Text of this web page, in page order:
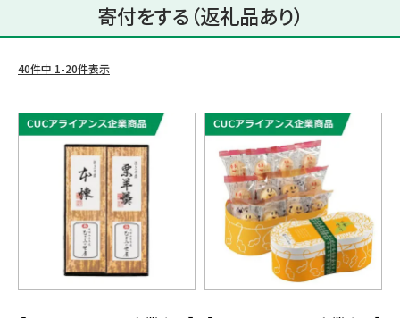
寄付をする（返礼品あり）
40件中 1-20件表示